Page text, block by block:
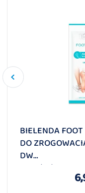
BIELENDA
DO
DW
2026/11/30